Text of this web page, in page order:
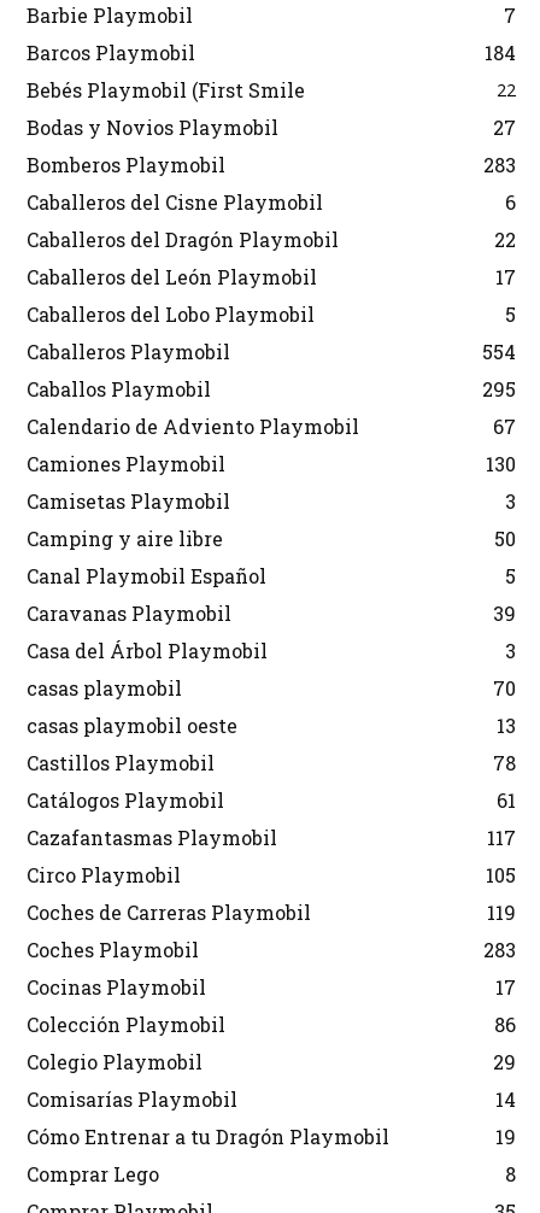
Barbie Playmobil
7
Barcos Playmobil
184
Bebés Playmobil (First Smile
22
Bodas y Novios Playmobil
27
Bomberos Playmobil
283
Caballeros del Cisne Playmobil
6
Caballeros del Dragón Playmobil
22
Caballeros del León Playmobil
17
Caballeros del Lobo Playmobil
5
Caballeros Playmobil
554
Caballos Playmobil
295
Calendario de Adviento Playmobil
67
Camiones Playmobil
130
Camisetas Playmobil
3
Camping y aire libre
50
Canal Playmobil Español
5
Caravanas Playmobil
39
Casa del Árbol Playmobil
3
casas playmobil
70
casas playmobil oeste
13
Castillos Playmobil
78
Catálogos Playmobil
61
Cazafantasmas Playmobil
117
Circo Playmobil
105
Coches de Carreras Playmobil
119
Coches Playmobil
283
Cocinas Playmobil
17
Colección Playmobil
86
Colegio Playmobil
29
Comisarías Playmobil
14
Cómo Entrenar a tu Dragón Playmobil
19
Comprar Lego
8